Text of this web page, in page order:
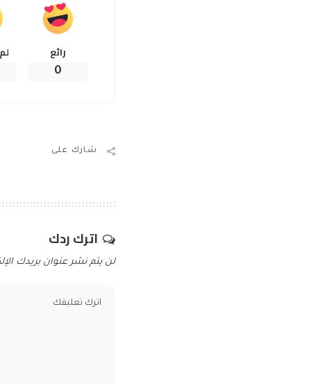
رائع
0
شارك على
اترك ردك
لن يتم نشر عنوان بريدك